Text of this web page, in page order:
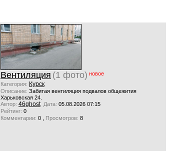
Вентиляция (1 фото) новое
Категория: Курск
Описание: Забитая вентиляция подвалов общежития
Харьковская 24.
Автор: 46ghost Дата: 05.08.2026 07:15
Рейтинг: 0
Комментарии: 0 , Просмотров: 8